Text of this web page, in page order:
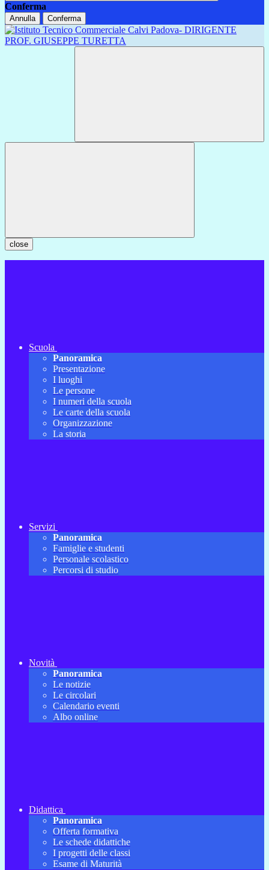
Conferma
Annulla Conferma
close
Scuola
Panoramica
Presentazione
I luoghi
Le persone
I numeri della scuola
Le carte della scuola
Organizzazione
La storia
Servizi
Panoramica
Famiglie e studenti
Personale scolastico
Percorsi di studio
Novità
Panoramica
Le notizie
Le circolari
Calendario eventi
Albo online
Didattica
Panoramica
Offerta formativa
Le schede didattiche
I progetti delle classi
Esame di Maturità